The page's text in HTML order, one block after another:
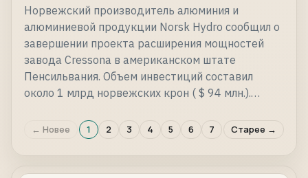
Норвежский производитель алюминия и
алюминиевой продукции Norsk Hydro сообщил о
завершении проекта расширения мощностей
завода Cressona в американском штате
Пенсильвания. Объем инвестиций составил
около 1 млрд норвежских крон ( $ 94 млн.).…
← Новее 1 2 3 4 5 6 7 Старее →